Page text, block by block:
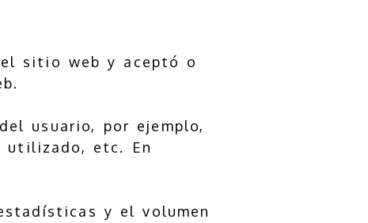
sitio web y aceptó o
usuario, por ejemplo,
utilizado, etc. En
y el volumen